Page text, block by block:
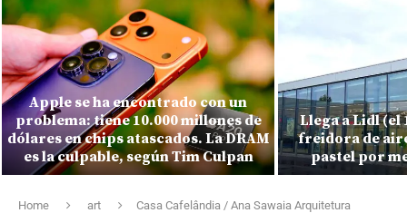
Llega a Lidl (el 10 de agosto) esta
freidora de aire retro en colores
pastel por menos de 40 euros
Roblox ha
en un año
monumental:
Home art Casa Cafelândia / Ana Sawaia Arquitetura